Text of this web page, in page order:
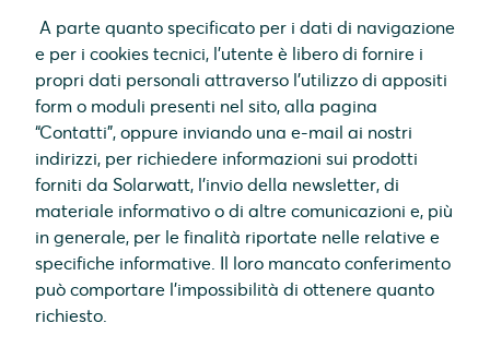
A parte quanto specificato per i dati di navigazione
e per i cookies tecnici, l'utente è libero di fornire i
propri dati personali attraverso l’utilizzo di appositi
form o moduli presenti nel sito, alla pagina
“Contatti”, oppure inviando una e-mail ai nostri
indirizzi, per richiedere informazioni sui prodotti
forniti da Solarwatt, l'invio della newsletter, di
materiale informativo o di altre comunicazioni e, più
in generale, per le finalità riportate nelle relative e
specifiche informative. Il loro mancato conferimento
può comportare l'impossibilità di ottenere quanto
richiesto.